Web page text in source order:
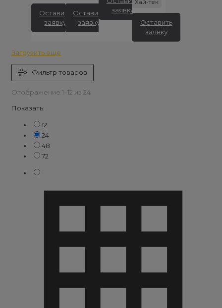
Оставить
заявку
Оставить
заявку
заявку
Хай-тек
Оставить
заявку
Загрузить еще
Фильтр товаров
Отображение 1–12 из 24
Показать:
12
24
48
72